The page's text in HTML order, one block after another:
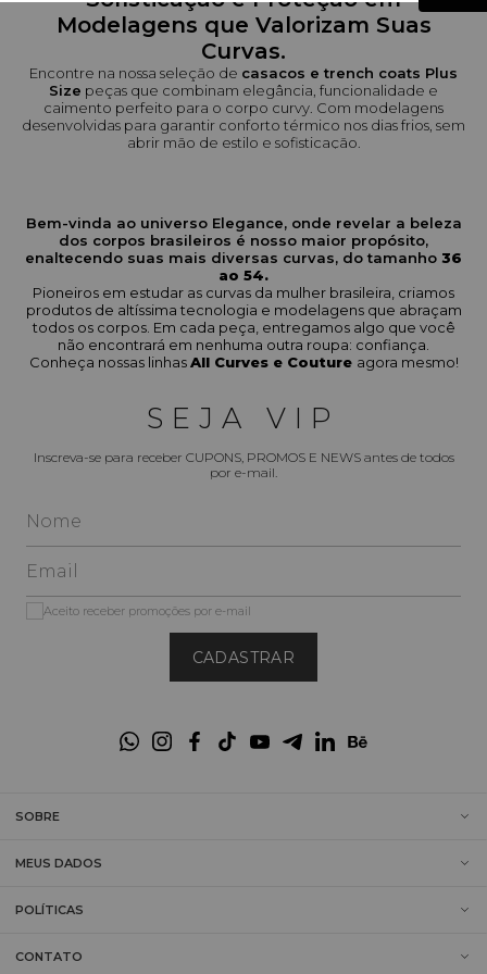
Modelagens que Valorizam Suas
Curvas.
Encontre na nossa seleção de casacos e trench coats Plus
Size peças que combinam elegância, funcionalidade e
caimento perfeito para o corpo curvy. Com modelagens
desenvolvidas para garantir conforto térmico nos dias frios, sem
abrir mão de estilo e sofisticação.
Bem-vinda ao universo Elegance, onde revelar a beleza
dos corpos brasileiros é nosso maior propósito,
enaltecendo suas mais diversas curvas, do tamanho 36
ao 54.
Pioneiros em estudar as curvas da mulher brasileira, criamos
produtos de altíssima tecnologia e modelagens que abraçam
todos os corpos. Em cada peça, entregamos algo que você
não encontrará em nenhuma outra roupa: confiança.
Conheça nossas linhasAll Curves e Couture agora mesmo!
SEJA VIP
Inscreva-se para receber CUPONS, PROMOS E NEWS antes de todos
por e-mail.
CADASTRAR
Aceito receber promoções por e-mail
SOBRE
MEUS DADOS
POLÍTICAS
CONTATO